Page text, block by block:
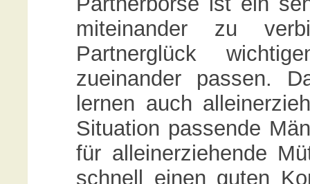
miteinander zu
Partnerglück
zueinander passen.
lernen auch
Situation passende
für alleinerziehende
schnell einen guten